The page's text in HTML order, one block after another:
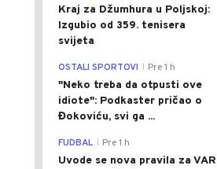
Kraj za Džumhura u Poljskoj:
Izgubio od 359. tenisera
svijeta
OSTALI SPORTOVI Pre 1 h
"Neko treba da otpusti ove
idiote": Podkaster pričao o
Đokoviću, svi ga ...
FUDBAL Pre 1 h
Uvode se nova pravila za VAR